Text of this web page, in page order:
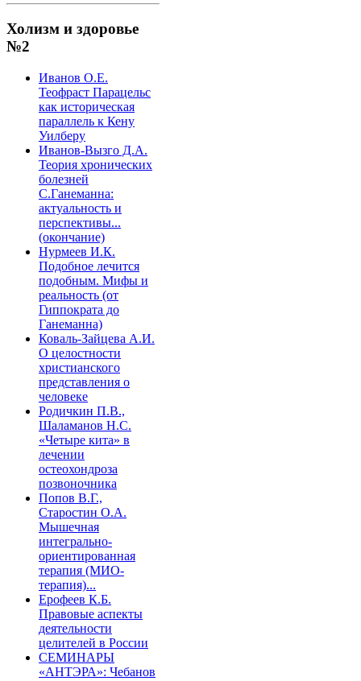
Холизм и здоровье
№2
Иванов О.Е.
Теофраст Парацельс
как историческая
параллель к Кену
Уилберу
Иванов-Вызго Д.А.
Теория хронических
болезней
С.Ганеманна:
актуальность и
перспективы...
(окончание)
Нурмеев И.К.
Подобное лечится
подобным. Мифы и
реальность (от
Гиппократа до
Ганеманна)
Коваль-Зайцева А.И.
О целостности
христианского
представления о
человеке
Родичкин П.В.,
Шаламанов Н.С.
«Четыре кита» в
лечении
остеохондроза
позвоночника
Попов В.Г.,
Старостин О.А.
Мышечная
интегрально-
ориентированная
терапия (МИО-
терапия)...
Ерофеев К.Б.
Правовые аспекты
деятельности
целителей в России
СЕМИНАРЫ
«АНТЭРА»: Чебанов